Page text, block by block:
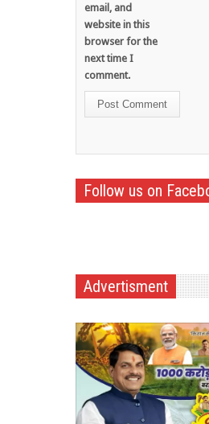
email, and
website in this
browser for the
next time I
comment.
Follow us on
Advertisment